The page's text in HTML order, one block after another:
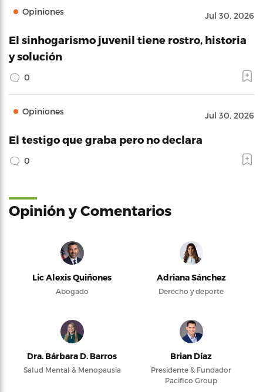
Opiniones Jul 30, 2026
El sinhogarismo juvenil tiene rostro, historia
y solución
0
Opiniones Jul 30, 2026
El testigo que graba pero no declara
0
Opinión y Comentarios
Lic Alexis Quiñones
Abogado
Adriana Sánchez
Derecho y deporte
Dra. Bárbara D. Barros
Salud Mental & Menopausia
Brian Díaz
Presidente & Fundador
Pacifico Group